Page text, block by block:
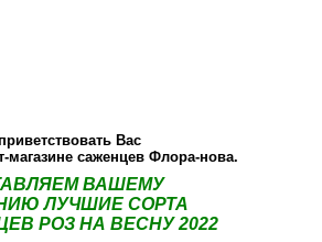
Вас
магазине саженцев Флора-нова.
ВАШЕМУ
ЛУЧШИЕ СОРТА
РОЗ НА ВЕСНУ 2022